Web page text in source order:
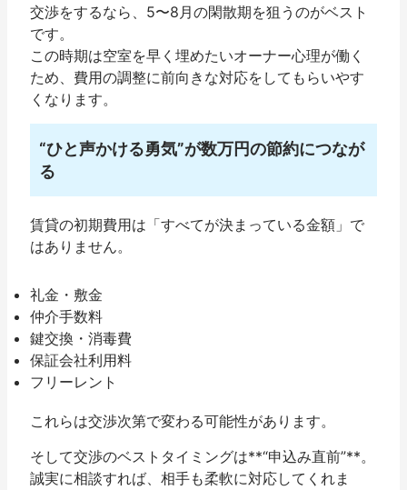
交渉をするなら、5〜8月の閑散期を狙うのがベスト
です。
この時期は空室を早く埋めたいオーナー心理が働く
ため、費用の調整に前向きな対応をしてもらいやす
くなります。
“ひと声かける勇気”が数万円の節約につなが
る
賃貸の初期費用は「すべてが決まっている金額」で
はありません。
礼金・敷金
仲介手数料
鍵交換・消毒費
保証会社利用料
フリーレント
これらは交渉次第で変わる可能性があります。
そして交渉のベストタイミングは**“申込み直前”**。
誠実に相談すれば、相手も柔軟に対応してくれま